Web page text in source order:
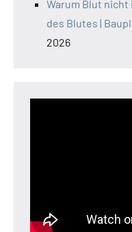
Warum Blut nicht
des Blutes |
2026